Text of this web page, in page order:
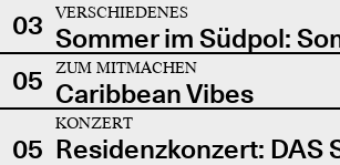
03
VERSCHIEDENES
Sommer im Südpol:
05
ZUM MITMACHEN
Caribbean Vibes
05
KONZERT
Residenzkonzert: DAS